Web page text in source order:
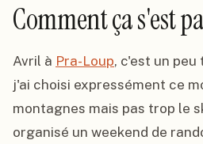
Comment ça s'est
Avril à Pra-Loup, c'est un peu
j'ai choisi expressément ce
montagnes mais pas trop le
organisé un weekend de